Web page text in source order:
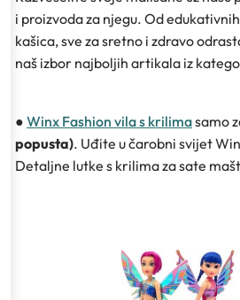
i proizvoda za njegu. Od
kašica, sve za sretno i zdravo
naš izbor najboljih artikala iz
● Winx Fashion vila s krilimasamo
popusta). Uđite u čarobni svijet
Detaljne lutke s krilima za sate